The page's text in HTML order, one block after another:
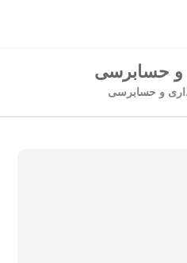
و حسابرسی
و حسابرسی